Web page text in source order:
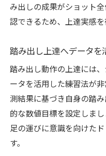
み出しの成果がショット
認できるため、上達実感を
踏み出し上達へデータを
踏み出し動作の上達には
ータを活用した練習法が
測結果に基づき自身の踏
的な数値目標を設定しま
足の運びに意識を向けた
す。